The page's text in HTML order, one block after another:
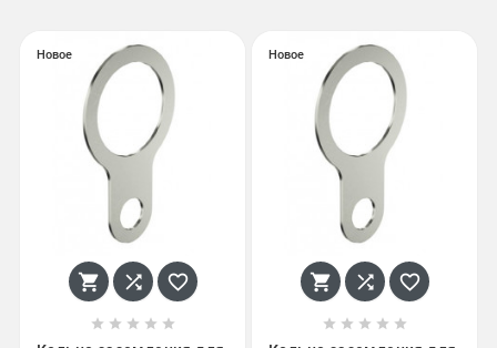
Новое
  
    
Новое
  
    